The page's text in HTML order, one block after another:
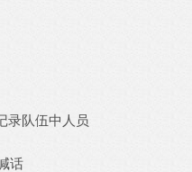
录队伍中人员
话